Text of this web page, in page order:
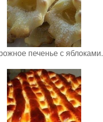
печенье с яблоками.